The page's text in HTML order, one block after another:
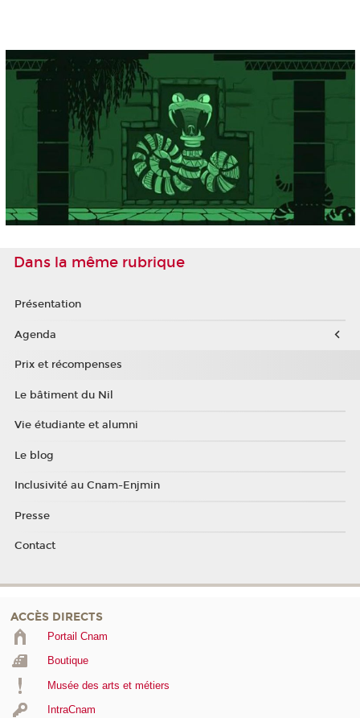
Dans la même rubrique
Présentation
Agenda
Prix et récompenses
Le bâtiment du Nil
Vie étudiante et alumni
Le blog
Inclusivité au Cnam-Enjmin
Presse
Contact
ACCÈS DIRECTS
Portail Cnam
Boutique
Musée des arts et métiers
IntraCnam